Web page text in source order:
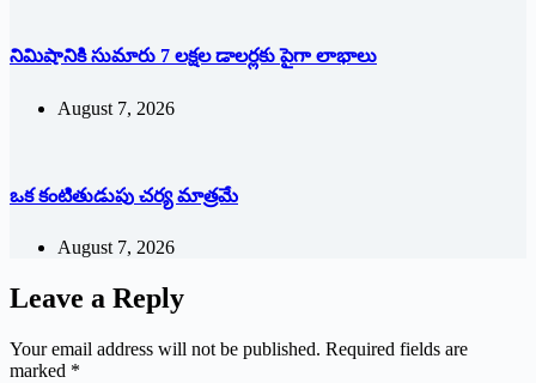
నిమిషానికి సుమారు 7 లక్షల డాలర్లకు పైగా లాభాలు
August 7, 2026
ఒక కంటితుడుపు చర్య మాత్రమే
August 7, 2026
Leave a Reply
Your email address will not be published. Required fields are
marked *